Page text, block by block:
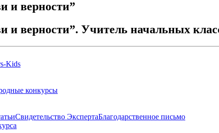
и верности”
и верности”. Учитель начальных
конкурсы
Свидетельство ЭкспертаБлагодарcтвенное письмо